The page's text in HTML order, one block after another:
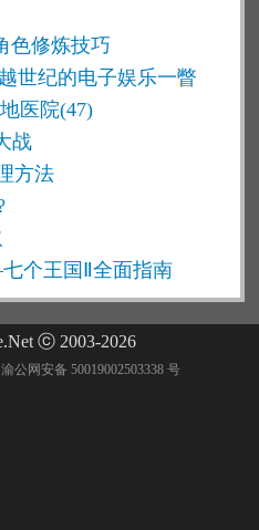
色修炼技巧
世纪的电子娱乐一瞥
医院(47)
战
方法
个王国Ⅱ全面指南
ⓒ 2003-2026
渝公网安备 50019002503338 号